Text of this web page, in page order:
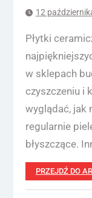
12
Płytki
w sklepach
czyszczeniu i
wyglądać, jak
regularnie
błyszczące.
PRZEJDŹ DO